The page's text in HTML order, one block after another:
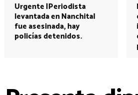
Urgente |Periodista
levantada en Nanchital
fue asesinada, hay
policías detenidos.